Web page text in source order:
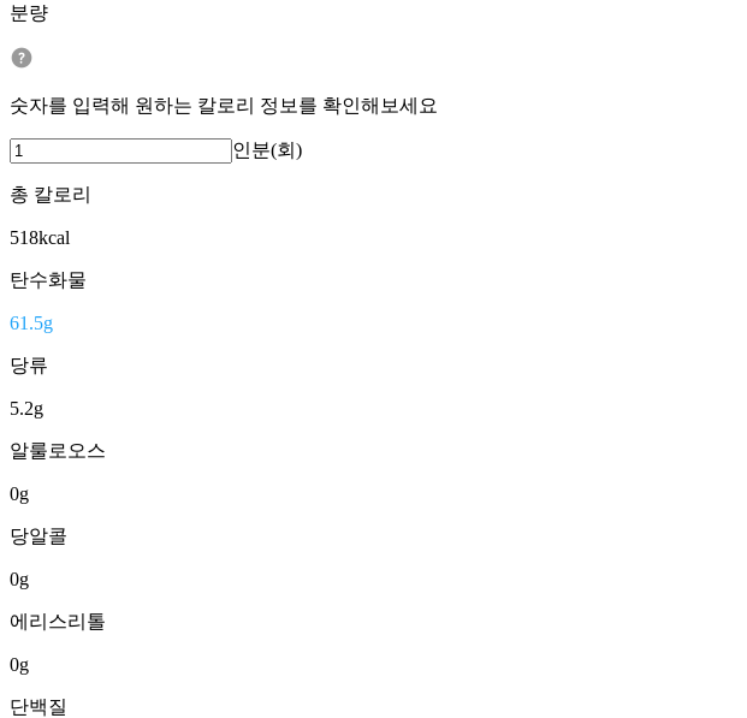
분량
숫자를 입력해 원하는 칼로리 정보를 확인해보세요
인분(회)
총 칼로리
518kcal
탄수화물
61.5g
당류
5.2g
알룰로오스
0g
당알콜
0g
에리스리톨
0g
단백질